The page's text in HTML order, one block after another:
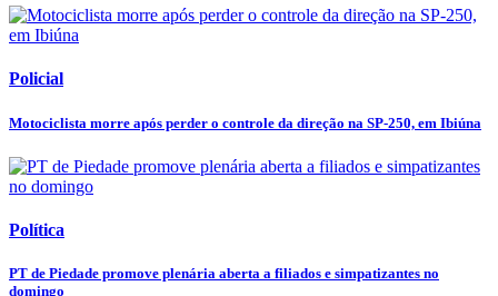
Policial
Motociclista morre após perder o controle da direção na SP-250, em Ibiúna
Política
PT de Piedade promove plenária aberta a filiados e simpatizantes no
domingo